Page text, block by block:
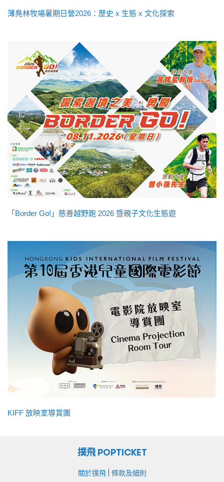
薄鳧林牧場暑期日營2026：歷史 x 生態 x 文化探索
「Border Go!」慈善越野跑 2026 暨親子文化生態遊
KIFF 放映室導賞團
撲飛 POPTICKET
關於撲飛| 條款及細則